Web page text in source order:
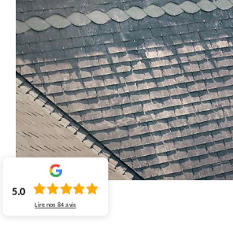
5.0
Lire nos84 avis